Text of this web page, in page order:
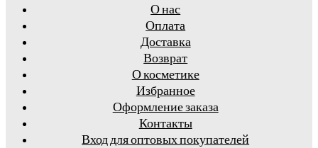
О нас
Оплата
Доставка
Возврат
О косметике
Избранное
Оформление заказа
Контакты
Вход для оптовых покупателей